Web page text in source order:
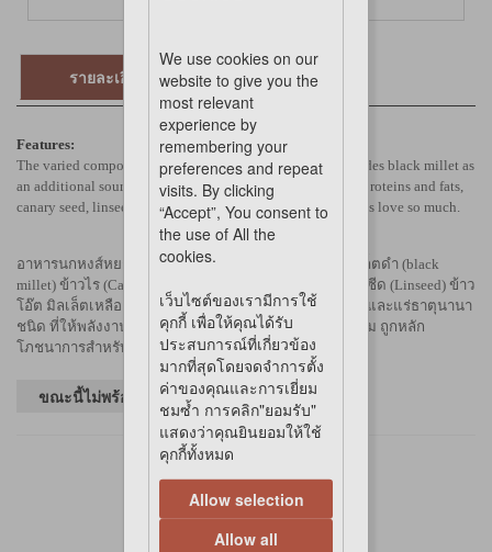
รายละเอียด
Features:
The varied composition of the Daily feed for budgies includes black millet as
an additional source of energy, Niger seed which is rich in proteins and fats,
canary seed, linseed, and other grains and seeds that budgies love so much.
อาหารนกหงส์หยก ธัญพืชรวมหลากชนิดไม่ว่าจะเป็นมิลเล็ตดำ (black
millet) ข้าวไร (Canary seed) เมล็ดไนเจอร์ (Niger seed) ลินซีด (Linseed) ข้าว
โอ๊ต มิลเล็ตเหลือง (yellow millet) มิลเล็ตแดง (red millet) และแร่ธาตุนานา
ชนิด ที่ให้พลังงาน โปรตีน และไขมันในปริมาณที่เหมาะสม ถูกหลัก
โภชนาการสำหรับนกหงส์หยก
ขณะนี้ไม่พร้อมจำหน่ายในร้านค้า
We use cookies on our
website to give you the
most relevant
experience by
remembering your
preferences and repeat
visits. By clicking
“Accept”, You consent to
the use of All the
cookies.
เว็บไซต์ของเรามีการใช้
คุกกี้ เพื่อให้คุณได้รับ
ประสบการณ์ที่เกี่ยวข้อง
มากที่สุดโดยจดจำการตั้ง
ค่าของคุณและการเยี่ยม
ชมซ้ำ การคลิก"ยอมรับ"
แสดงว่าคุณยินยอมให้ใช้
คุกกี้ทั้งหมด
Allow selection
Allow all